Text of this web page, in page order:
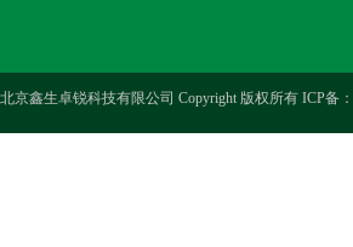
北京鑫生卓锐科技有限公司 Copyright 版权所有 ICP备：